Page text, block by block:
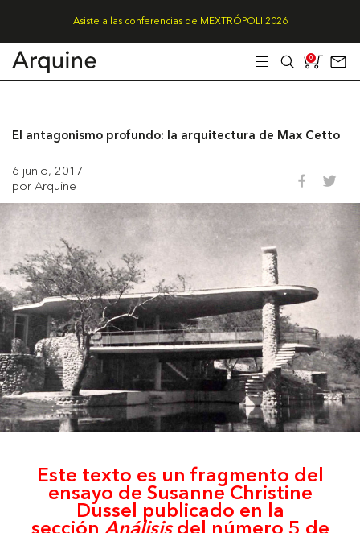
Asiste a las conferencias de MEXTRÓPOLI 2026
0
El antagonismo profundo: la arquitectura de Max Cetto
6 junio, 2017
por Arquine
Este texto es un fragmento del
ensayo de Susanne Christine
Dussel publicado en la